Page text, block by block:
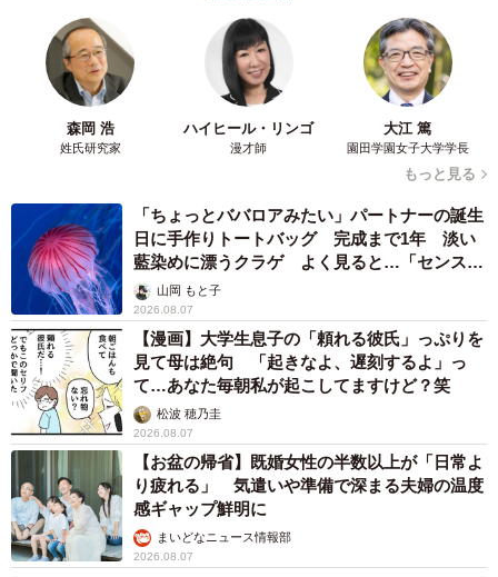
者による加持祈祷が行われ、「邪気」「冷泉院の邪気」
「賀静」「藤原元方」「陁観（高階成忠）」に加え、「聖
天」という仏教の神までもが原因として特定されているの
です。病気の原因が特定されると、祈祷や座主の地位を追
贈するなどという対処を行いますが、三条天皇の目の病は
一つの原因を取り除いても解決できないときは、他の原因
を特定していくことになります。これは、日本の神々への
信仰に通ずるところがあります（地震や洪水など災害の原
因を神の怒りと考え、祭祀で鎮めますが、数年後にまた災
害が起こった際、別の神の祭祀が行われます）が、平安貴
族社会の特色は、憑坐の口を通して、霊が語っているとこ
ろです。霊の語りは、中世以降に物語や芸能というメディ
アで社会に広がっていきます。怪異・怪談文化の源流の一
つがここにあるといえるでしょう。
森岡 浩
姓氏研究家
ハイヒール・リンゴ
漫才師
大江 篤
園田学園女子大学学長
もっと見る
「ちょっとババロアみたい」パートナーの誕生
日に手作りトートバッグ 完成まで1年 淡い
藍染めに漂うクラゲ よく見ると…「センスす
ごい」山岡 もと子
2026.08.07
【漫画】大学生息子の「頼れる彼氏」っぷりを
見て母は絶句 「起きなよ、遅刻するよ」っ
て…あなた毎朝私が起こしてますけど？笑
松波 穂乃圭
2026.08.07
【お盆の帰省】既婚女性の半数以上が「日常よ
り疲れる」 気遣いや準備で深まる夫婦の温度
感ギャップ鮮明に
まいどなニュース情報部
2026.08.07